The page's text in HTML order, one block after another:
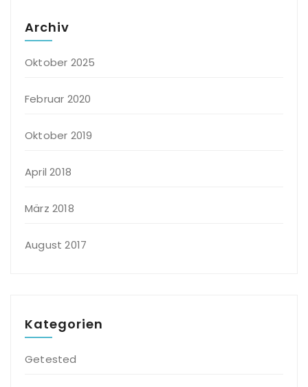
Archiv
Oktober 2025
Februar 2020
Oktober 2019
April 2018
März 2018
August 2017
Kategorien
Getested